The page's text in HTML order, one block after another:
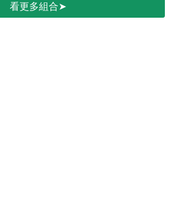
看更多組合➤